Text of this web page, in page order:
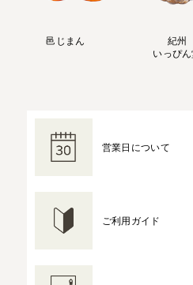
邑じまん
紀州
いっぴ
営業日について
ご利用ガイド